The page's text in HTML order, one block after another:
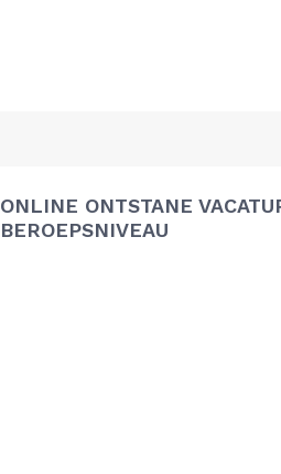
ONLINE ONTSTANE
BEROEPSNIVEAU